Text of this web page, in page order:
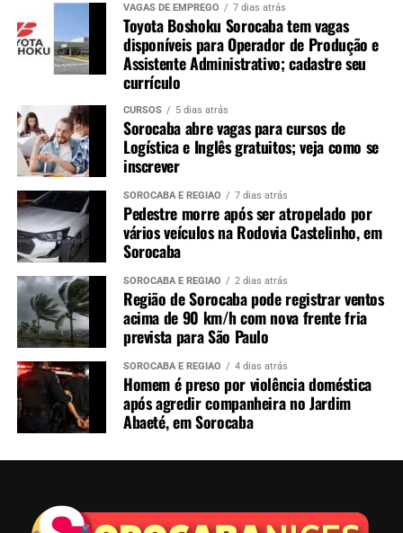
VAGAS DE EMPREGO 7 dias atrás
Toyota Boshoku Sorocaba tem vagas
disponíveis para Operador de Produção e
Assistente Administrativo; cadastre seu
currículo
CURSOS 5 dias atrás
Sorocaba abre vagas para cursos de
Logística e Inglês gratuitos; veja como se
inscrever
SOROCABA E REGIÃO 7 dias atrás
Pedestre morre após ser atropelado por
vários veículos na Rodovia Castelinho, em
Sorocaba
SOROCABA E REGIÃO 2 dias atrás
Região de Sorocaba pode registrar ventos
acima de 90 km/h com nova frente fria
prevista para São Paulo
SOROCABA E REGIÃO 4 dias atrás
Homem é preso por violência doméstica
após agredir companheira no Jardim
Abaeté, em Sorocaba